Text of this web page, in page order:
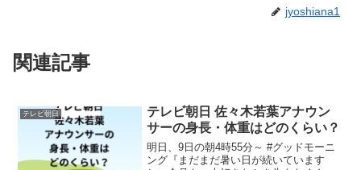
jyoshiana1
関連記事
テレビ朝日
テレビ朝日 佐々木若葉アナウン
サーの身長・体重はどのくらい？
明日、9日の朝4時55分～ #グッドモーニ
ング『まだまだ暑い日が続いています